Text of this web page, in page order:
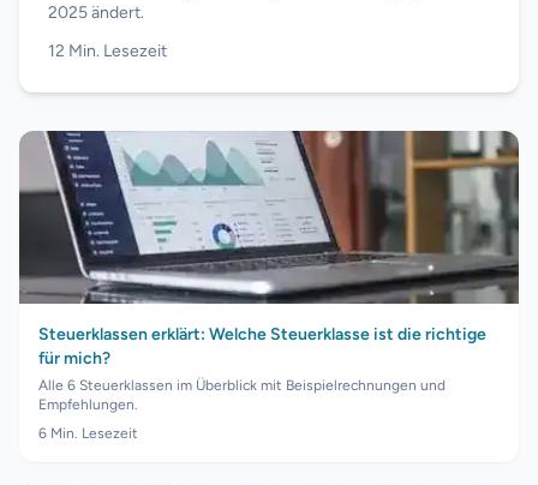
2025 ändert.
12 Min. Lesezeit
Steuerklassen erklärt: Welche Steuerklasse ist die richtige
für mich?
Alle 6 Steuerklassen im Überblick mit Beispielrechnungen und
Empfehlungen.
6 Min. Lesezeit